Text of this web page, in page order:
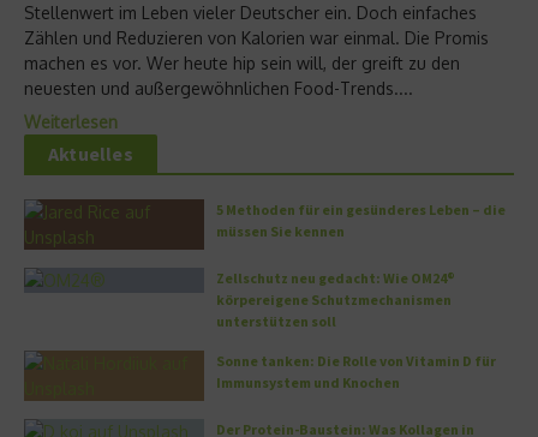
Stellenwert im Leben vieler Deutscher ein. Doch einfaches
Zählen und Reduzieren von Kalorien war einmal. Die Promis
machen es vor. Wer heute hip sein will, der greift zu den
neuesten und außergewöhnlichen Food-Trends....
Weiterlesen
Aktuelles
5 Methoden für ein gesünderes Leben – die
müssen Sie kennen
Zellschutz neu gedacht: Wie OM24®
körpereigene Schutzmechanismen
unterstützen soll
Sonne tanken: Die Rolle von Vitamin D für
Immunsystem und Knochen
Der Protein-Baustein: Was Kollagen in